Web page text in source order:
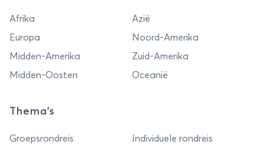
Afrika
Azië
Europa
Noord-Amerika
Midden-Amerika
Zuid-Amerika
Midden-Oosten
Oceanië
Thema's
Groepsrondreis
Individuele rondreis